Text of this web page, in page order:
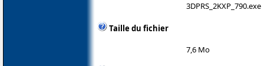
3DPRS_2KXP_790.exe
Taille du fichier
7,6 Mo